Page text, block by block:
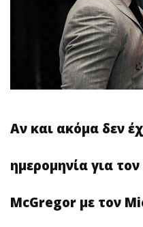
Αν και ακόμα δεν
ημερομηνία για
McGregor με τον